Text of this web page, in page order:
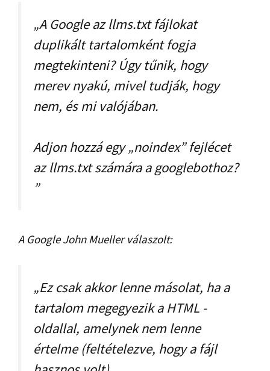
„A Google az llms.txt fájlokat
duplikált tartalomként fogja
megtekinteni? Úgy tűnik, hogy
merev nyakú, mivel tudják, hogy
nem, és mi valójában.
Adjon hozzá egy „noindex” fejlécet
az llms.txt számára a googlebothoz?
”
A Google John Mueller válaszolt:
„Ez csak akkor lenne másolat, ha a
tartalom megegyezik a HTML -
oldallal, amelynek nem lenne
értelme (feltételezve, hogy a fájl